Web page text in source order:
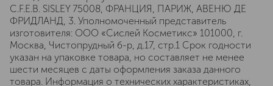
C.F.E.B. SISLEY 75008, ФРАНЦИЯ, ПАРИЖ, АВЕНЮ ДЕ
ФРИДЛАНД, 3. Уполномоченный представитель
изготовителя: ООО «Сислей Косметикс» 101000, г.
Москва, Чистопрудный б-р, д.17, cтр.1 Срок годности
указан на упаковке товара, но составляет не менее
шести месяцев с даты оформления заказа данного
товара. Информация о технических характеристиках,